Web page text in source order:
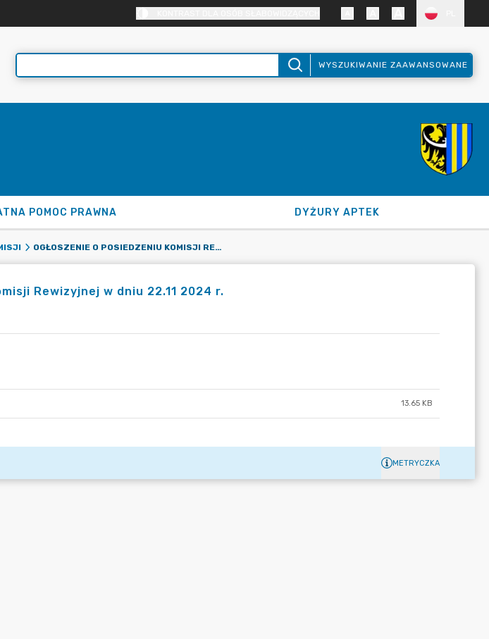
WYSZUKIWANIE ZAAWANSOWANE
POMOC PRAWNA DYŻURY APTEK
OGŁOSZENIE O POSIEDZENIU KOMISJI REWIZYJNEJ W DNIU 22.11 2024 R.
Rewizyjnej w dniu 22.11 2024 r.
13.65 KB
METRYCZKA